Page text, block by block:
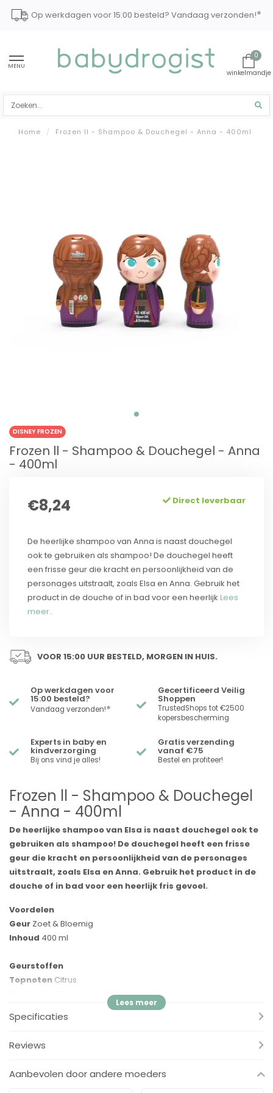
Op werkdagen voor 15:00 besteld? Vandaag verzonden!*
MENU
0
Home / Frozen ll - Shampoo & Douchegel - Anna - 400ml
DISNEY FROZEN
Frozen ll - Shampoo & Douchegel - Anna
- 400ml
€8,24 Direct leverbaar
De heerlijke shampoo van Anna is naast douchegel
ook te gebruiken als shampoo! De douchegel heeft
een frisse geur die kracht en persoonlijkheid van de
personages uitstraalt, zoals Elsa en Anna. Gebruik het
product in de douche of in bad voor een heerlijk Lees
meer..
VOOR 15:00 UUR BESTELD, MORGEN IN HUIS.
Op werkdagen voor
15:00 besteld?
Vandaag verzonden!*
Gecertificeerd Veilig
Shoppen
TrustedShops tot €2500
kopersbescherming
Experts in baby en
kindverzorging
Bij ons vind je alles!
Gratis verzending
vanaf €75
Bestel en profiteer!
Frozen ll - Shampoo & Douchegel
- Anna - 400ml
De heerlijke shampoo van Elsa is naast douchegel ook te
gebruiken als shampoo! De douchegel heeft een frisse
geur die kracht en persoonlijkheid van de personages
uitstraalt, zoals Elsa en Anna. Gebruik het product in de
douche of in bad voor een heerlijk fris gevoel.
Voordelen
Geur Zoet & Bloemig
Inhoud 400 ml
Geurstoffen
Topnoten Citrus
Sinaasappelbloesem
Specificaties
Reviews
Aanbevolen door andere moeders